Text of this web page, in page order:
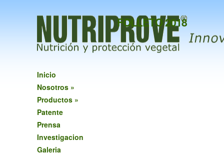
FOLLETO 2018
Inicio
Nosotros »
Productos »
Patente
Prensa
Investigacion
Galeria